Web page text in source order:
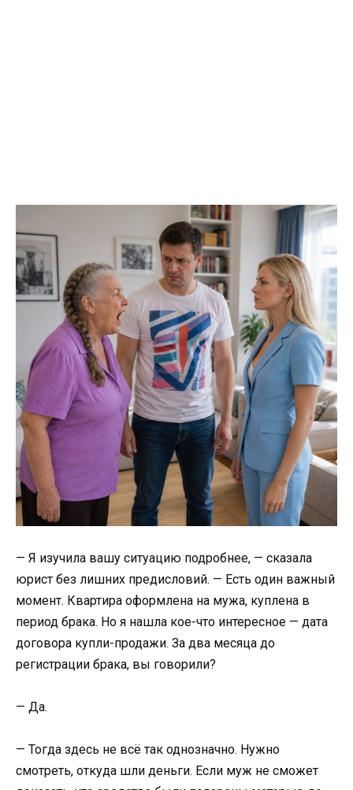
— Я изучила вашу ситуацию подробнее, — сказала
юрист без лишних предисловий. — Есть один важный
момент. Квартира оформлена на мужа, куплена в
период брака. Но я нашла кое-что интересное — дата
договора купли-продажи. За два месяца до
регистрации брака, вы говорили?
— Да.
— Тогда здесь не всё так однозначно. Нужно
смотреть, откуда шли деньги. Если муж не сможет